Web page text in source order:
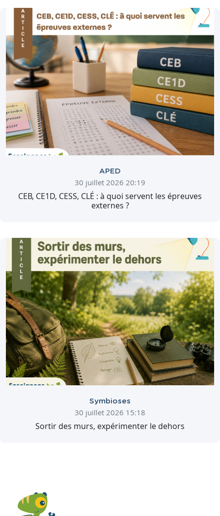
APED
30 juillet 2026 20:19
CEB, CE1D, CESS, CLÉ : à quoi servent les épreuves
externes ?
Symbioses
30 juillet 2026 15:18
Sortir des murs, expérimenter le dehors